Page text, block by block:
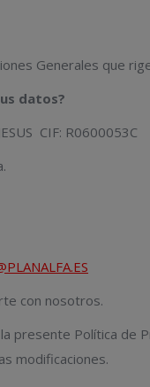
Generales que
datos?
CIF: R0600053C
con nosotros.
presente Política de
modificaciones.